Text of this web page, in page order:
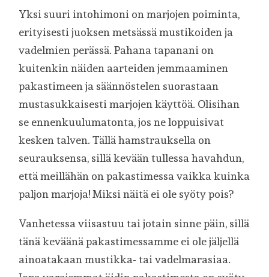
Yksi suuri intohimoni on marjojen poiminta,
erityisesti juoksen metsässä mustikoiden ja
vadelmien perässä. Pahana tapanani on
kuitenkin näiden aarteiden jemmaaminen
pakastimeen ja säännöstelen suorastaan
mustasukkaisesti marjojen käyttöä. Olisihan
se ennenkuulumatonta, jos ne loppuisivat
kesken talven. Tällä hamstrauksella on
seurauksensa, sillä kevään tullessa havahdun,
että meillähän on pakastimessa vaikka kuinka
paljon marjoja! Miksi näitä ei ole syöty pois?
Vanhetessa viisastuu tai jotain sinne päin, sillä
tänä keväänä pakastimessamme ei ole jäljellä
ainoatakaan mustikka- tai vadelmarasiaa.